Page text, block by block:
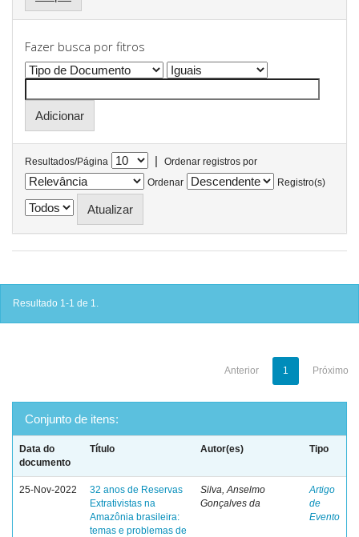
Fazer busca por fitros
Resultados/Página |
Ordenar registros por
Ordenar
Registro(s)
Resultado 1-1 de 1.
Anterior 1 Próximo
Conjunto de itens:
Data do
documento
Título Autor(es) Tipo
25-Nov-2022
32 anos de Reservas
Extrativistas na
Amazônia brasileira:
temas e problemas de
Silva, Anselmo
Gonçalves da
Artigo
de
Evento